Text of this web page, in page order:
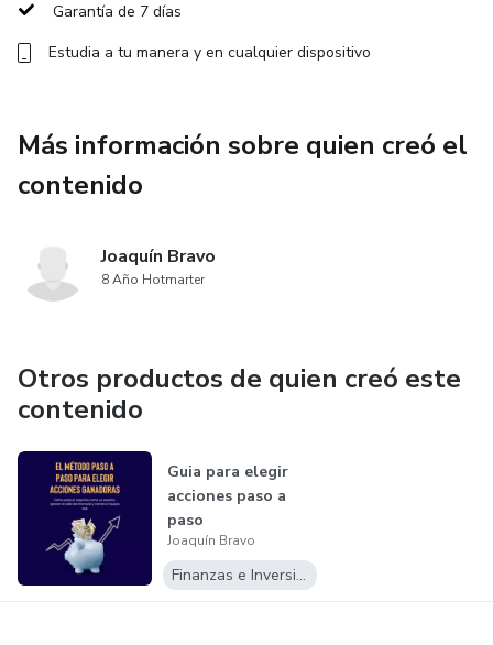
Garantía de 7 días
Estudia a tu manera y en cualquier dispositivo
Más información sobre quien creó el
contenido
Joaquín Bravo
8 Año Hotmarter
Otros productos de quien creó este
contenido
Guia para elegir
acciones paso a
paso
Joaquín Bravo
Finanzas e Inversiones